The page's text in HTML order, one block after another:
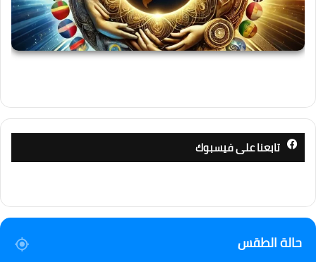
تابعنا على فيسبوك
حالة الطقس